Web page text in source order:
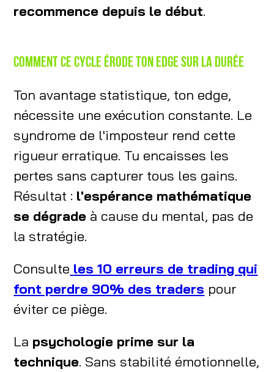
recommence depuis le début.
Comment ce cycle érode ton edge sur la durée
Ton avantage statistique, ton edge,
nécessite une exécution constante. Le
syndrome de l'imposteur rend cette
rigueur erratique. Tu encaisses les
pertes sans capturer tous les gains.
Résultat : l'espérance mathématique
se dégrade à cause du mental, pas de
la stratégie.
Consulte les 10 erreurs de trading qui
font perdre 90% des traders pour
éviter ce piège.
La psychologie prime sur la
technique. Sans stabilité émotionnelle,